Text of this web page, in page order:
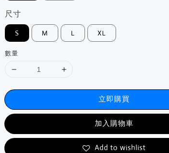
尺寸
S M L XL
數量
立即購買
加入購物車
Add to wishlist